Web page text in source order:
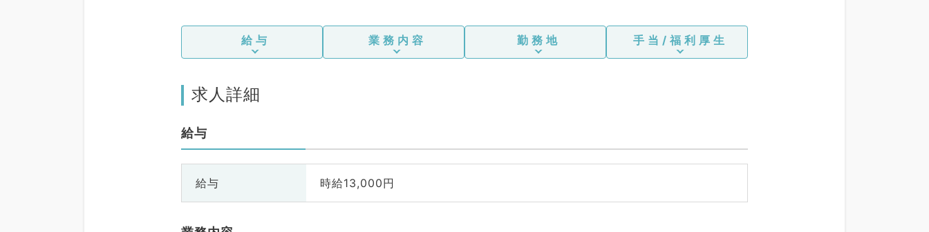
給与 業務内容 勤務地 手当/福利厚生
求人詳細
給与
給与 時給13,000円